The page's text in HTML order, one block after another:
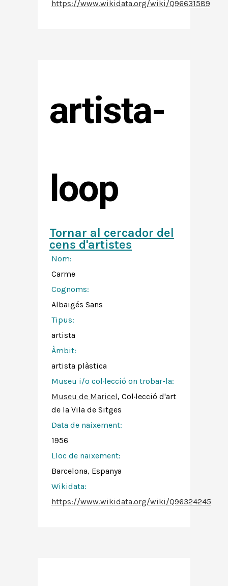
https://www.wikidata.org/wiki/Q96631589
artista-
loop
Tornar al cercador del
cens d'artistes
Nom:
Carme
Cognoms:
Albaigés Sans
Tipus:
artista
Àmbit:
artista plàstica
Museu i/o col·lecció on trobar-la:
Museu de Maricel, Col·lecció d'art
de la Vila de Sitges
Data de naixement:
1956
Lloc de naixement:
Barcelona, Espanya
Wikidata:
https://www.wikidata.org/wiki/Q96324245